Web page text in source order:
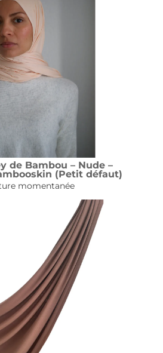
de Bambou – Nude –
(Petit défaut)
momentanée